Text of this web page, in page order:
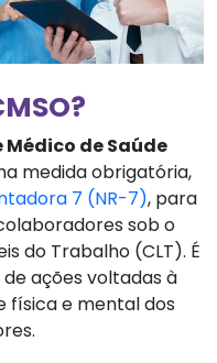
de Saúde
medida obrigatória,
7 (NR-7), para
sob o
do Trabalho (CLT). É
ações voltadas à
física e mental dos